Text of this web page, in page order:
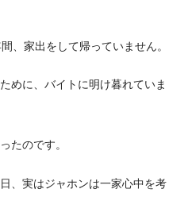
、家出をして帰っていません。
めに、バイトに明け暮れていま
たのです。
、実はジャホンは一家心中を考